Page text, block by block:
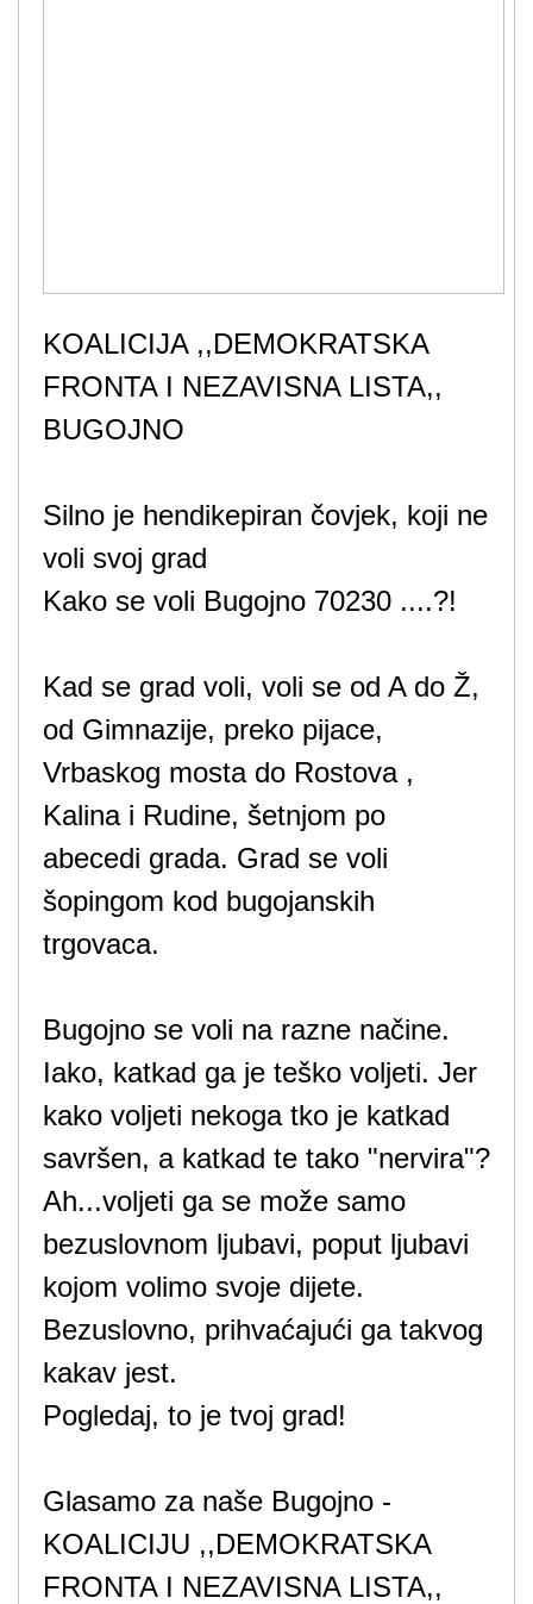
KOALICIJA ,,DEMOKRATSKA
FRONTA I NEZAVISNA LISTA,,
BUGOJNO
Silno je hendikepiran čovjek, koji ne
voli svoj grad
Kako se voli Bugojno 70230 ....?!
Kad se grad voli, voli se od A do Ž,
od Gimnazije, preko pijace,
Vrbaskog mosta do Rostova ,
Kalina i Rudine, šetnjom po
abecedi grada. Grad se voli
šopingom kod bugojanskih
trgovaca.
Bugojno se voli na razne načine.
Iako, katkad ga je teško voljeti. Jer
kako voljeti nekoga tko je katkad
savršen, a katkad te tako "nervira"?
Ah...voljeti ga se može samo
bezuslovnom ljubavi, poput ljubavi
kojom volimo svoje dijete.
Bezuslovno, prihvaćajući ga takvog
kakav jest.
Pogledaj, to je tvoj grad!
Glasamo za naše Bugojno -
KOALICIJU ,,DEMOKRATSKA
FRONTA I NEZAVISNA LISTA,,